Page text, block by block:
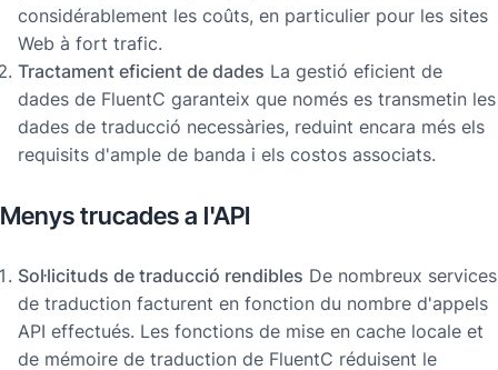
considérablement les coûts, en particulier pour les sites
Web à fort trafic.
Tractament eficient de dades La gestió eficient de
dades de FluentC garanteix que només es transmetin les
dades de traducció necessàries, reduint encara més els
requisits d'ample de banda i els costos associats.
Menys trucades a l'API
Sol·licituds de traducció rendibles De nombreux services
de traduction facturent en fonction du nombre d'appels
API effectués. Les fonctions de mise en cache locale et
de mémoire de traduction de FluentC réduisent le